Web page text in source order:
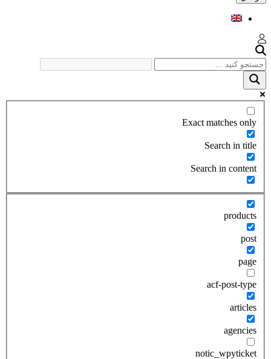
Exact matches only
Search in title
Search in content
products
post
page
acf-post-type
articles
agencies
notic_wpyticket